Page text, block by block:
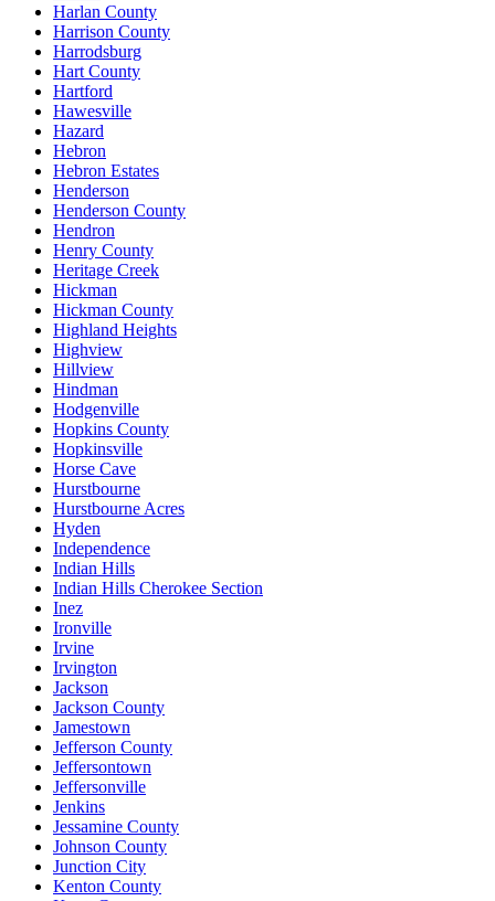
Harlan County
Harrison County
Harrodsburg
Hart County
Hartford
Hawesville
Hazard
Hebron
Hebron Estates
Henderson
Henderson County
Hendron
Henry County
Heritage Creek
Hickman
Hickman County
Highland Heights
Highview
Hillview
Hindman
Hodgenville
Hopkins County
Hopkinsville
Horse Cave
Hurstbourne
Hurstbourne Acres
Hyden
Independence
Indian Hills
Indian Hills Cherokee Section
Inez
Ironville
Irvine
Irvington
Jackson
Jackson County
Jamestown
Jefferson County
Jeffersontown
Jeffersonville
Jenkins
Jessamine County
Johnson County
Junction City
Kenton County